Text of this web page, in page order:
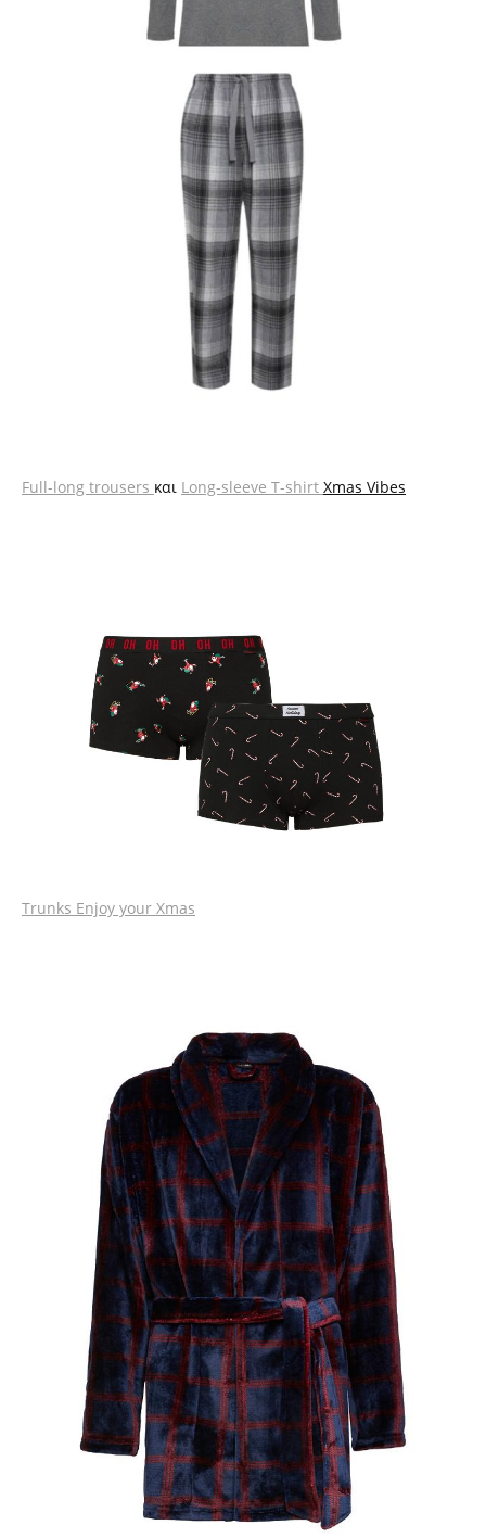
Full-long trousers και Long-sleeve T-shirt Xmas Vibes
Trunks Enjoy your Xmas